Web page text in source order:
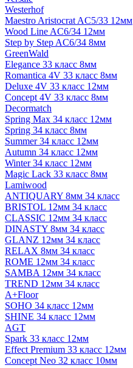
Westerhof
Maestro Aristocrat AC5/33 12мм
Wood Line AC6/34 12мм
Step by Step AC6/34 8мм
GreenWald
Elegance 33 класс 8мм
Romantica 4V 33 класс 8мм
Deluxe 4V 33 класс 12мм
Concept 4V 33 класс 8мм
Decormatch
Spring Max 34 класс 12мм
Spring 34 класс 8мм
Summer 34 класс 12мм
Autumn 34 класс 12мм
Winter 34 класс 12мм
Magic Lack 33 класс 8мм
Lamiwood
ANTIQUARY 8мм 34 класс
BRISTOL 12мм 34 класс
CLASSIC 12мм 34 класс
DINASTY 8мм 34 класс
GLANZ 12мм 34 класс
RELAX 8мм 34 класс
ROME 12мм 34 класс
SAMBA 12мм 34 класс
TREND 12мм 34 класс
A+Floor
SOHO 34 класс 12мм
SHINE 34 класс 12мм
AGT
Spark 33 класс 12мм
Effect Premium 33 класс 12мм
Concept Neo 32 класс 10мм